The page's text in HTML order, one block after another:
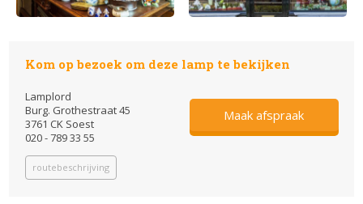
Kom op bezoek om deze lamp te bekijken
Lamplord
Burg. Grothestraat 45
3761 CK Soest
020 - 789 33 55
routebeschrijving
Maak afspraak